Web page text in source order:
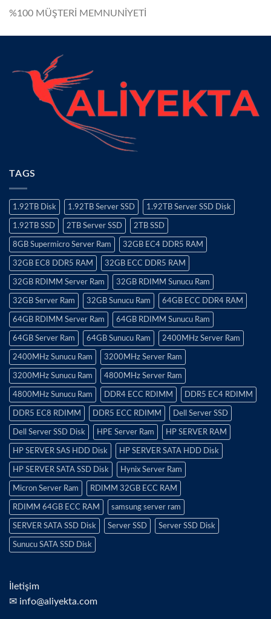
%100 MÜŞTERİ MEMNUNİYETİ
TAGS
1.92TB Disk 1.92TB Server SSD 1.92TB Server SSD Disk
1.92TB SSD 2TB Server SSD 2TB SSD
8GB Supermicro Server Ram 32GB EC4 DDR5 RAM
32GB EC8 DDR5 RAM 32GB ECC DDR5 RAM
32GB RDIMM Server Ram 32GB RDIMM Sunucu Ram
32GB Server Ram 32GB Sunucu Ram 64GB ECC DDR4 RAM
64GB RDIMM Server Ram 64GB RDIMM Sunucu Ram
64GB Server Ram 64GB Sunucu Ram 2400MHz Server Ram
2400MHz Sunucu Ram 3200MHz Server Ram
3200MHz Sunucu Ram 4800MHz Server Ram
4800MHz Sunucu Ram DDR4 ECC RDIMM DDR5 EC4 RDIMM
DDR5 EC8 RDIMM DDR5 ECC RDIMM Dell Server SSD
Dell Server SSD Disk HPE Server Ram HP SERVER RAM
HP SERVER SAS HDD Disk HP SERVER SATA HDD Disk
HP SERVER SATA SSD Disk Hynix Server Ram
Micron Server Ram RDIMM 32GB ECC RAM
RDIMM 64GB ECC RAM samsung server ram
SERVER SATA SSD Disk Server SSD Server SSD Disk
Sunucu SATA SSD Disk
İletişim
✉ info@aliyekta.com